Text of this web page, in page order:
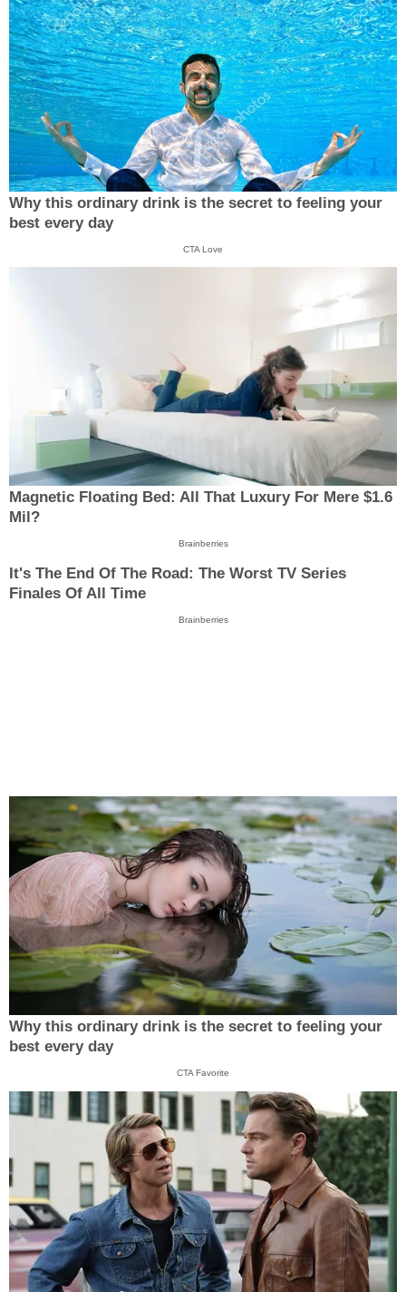
Why this ordinary drink is the secret to feeling your
best every day
CTA Love
Magnetic Floating Bed: All That Luxury For Mere $1.6
Mil?
Brainberries
It's The End Of The Road: The Worst TV Series
Finales Of All Time
Brainberries
Why this ordinary drink is the secret to feeling your
best every day
CTA Favorite